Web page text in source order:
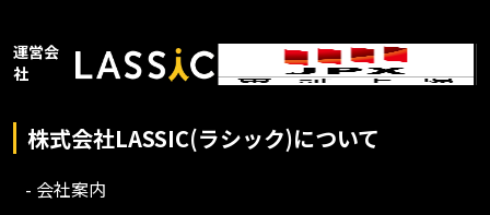
運営会
社
株式会社LASSIC(ラシック)について
- 会社案内